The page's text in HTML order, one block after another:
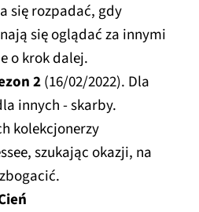
się rozpadać, gdy
się oglądać za innymi
o krok dalej.
2(16/02/2022). Dla
innych - skarby.
kolekcjonerzy
szukając okazji, na